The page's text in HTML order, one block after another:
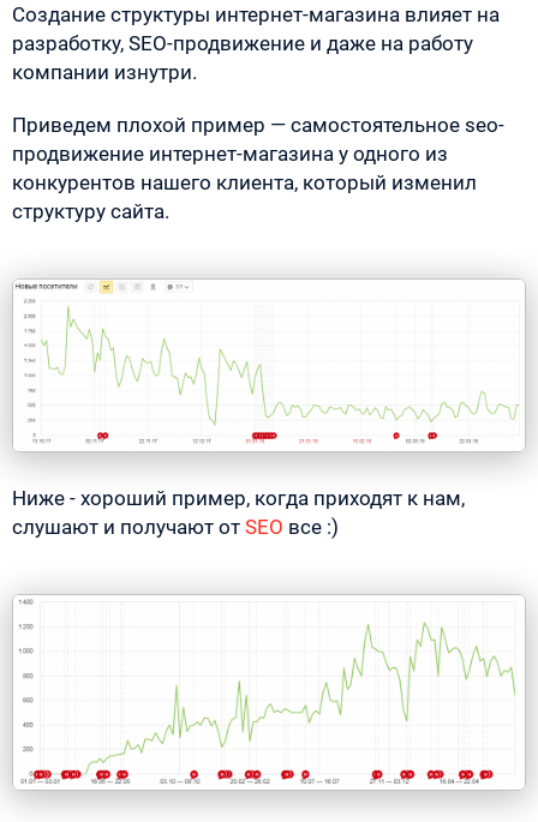
Создание структуры интернет-магазина влияет на
разработку, SEO-продвижение и даже на работу
компании изнутри.
Приведем плохой пример — самостоятельное seo-
продвижение интернет-магазина у одного из
конкурентов нашего клиента, который изменил
структуру сайта.
Ниже - хороший пример, когда приходят к нам,
слушают и получают от SEO все :)